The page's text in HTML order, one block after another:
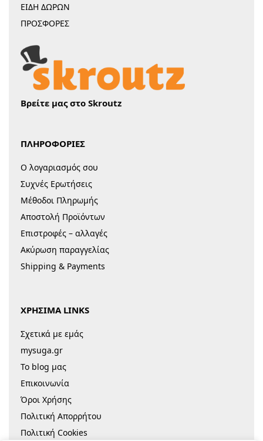
ΕΙΔΗ ΔΩΡΩΝ
ΠΡΟΣΦΟΡΕΣ
Βρείτε μας στο Skroutz
ΠΛΗΡΟΦΟΡΙΕΣ
Ο λογαριασμός σου
Συχνές Ερωτήσεις
Μέθοδοι Πληρωμής
Αποστολή Προϊόντων
Επιστροφές – αλλαγές
Ακύρωση παραγγελίας
Shipping & Payments
ΧΡΗΣΙΜΑ LINKS
Σχετικά με εμάς
mysuga.gr
Το blog μας
Επικοινωνία
Όροι Χρήσης
Πολιτική Απορρήτου
Πολιτική Cookies